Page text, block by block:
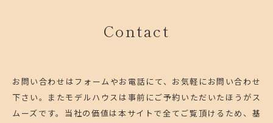
Contact
お問い合わせはフォームやお電話にて、お気軽にお問い合わせ
下さい。 またモデルハウスは事前にご予約いただいたほうがス
ムーズです。 当社の価値は本サイトで全てご覧頂けるため、基